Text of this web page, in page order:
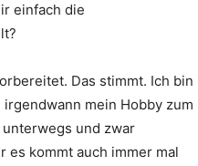
einfach die
Das stimmt. Ich bin
mein Hobby zum
und zwar
es kommt auch immer mal